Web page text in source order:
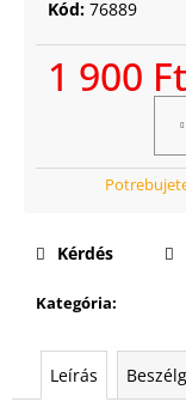
Kód: 76889
1 900 Ft
Kategória:
Kérdés
Leírás